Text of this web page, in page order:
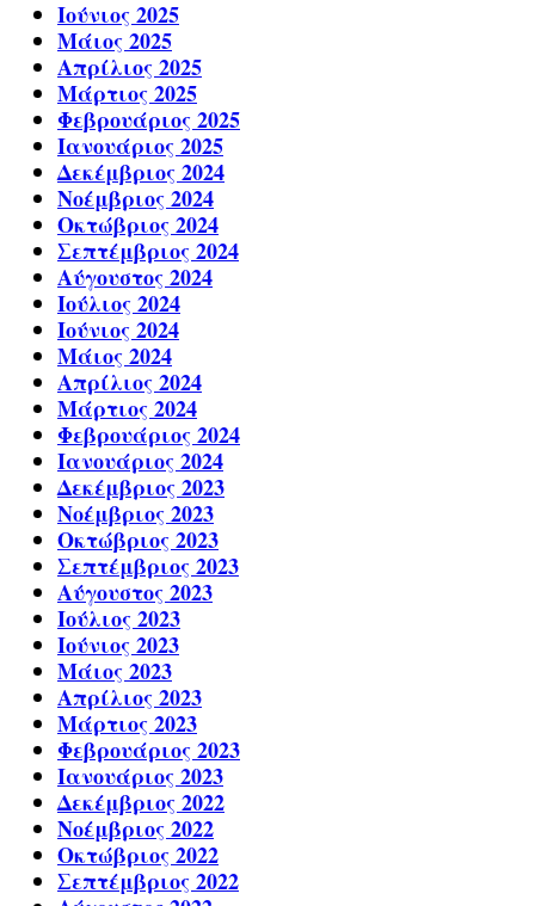
Ιούνιος 2025
Μάιος 2025
Απρίλιος 2025
Μάρτιος 2025
Φεβρουάριος 2025
Ιανουάριος 2025
Δεκέμβριος 2024
Νοέμβριος 2024
Οκτώβριος 2024
Σεπτέμβριος 2024
Αύγουστος 2024
Ιούλιος 2024
Ιούνιος 2024
Μάιος 2024
Απρίλιος 2024
Μάρτιος 2024
Φεβρουάριος 2024
Ιανουάριος 2024
Δεκέμβριος 2023
Νοέμβριος 2023
Οκτώβριος 2023
Σεπτέμβριος 2023
Αύγουστος 2023
Ιούλιος 2023
Ιούνιος 2023
Μάιος 2023
Απρίλιος 2023
Μάρτιος 2023
Φεβρουάριος 2023
Ιανουάριος 2023
Δεκέμβριος 2022
Νοέμβριος 2022
Οκτώβριος 2022
Σεπτέμβριος 2022